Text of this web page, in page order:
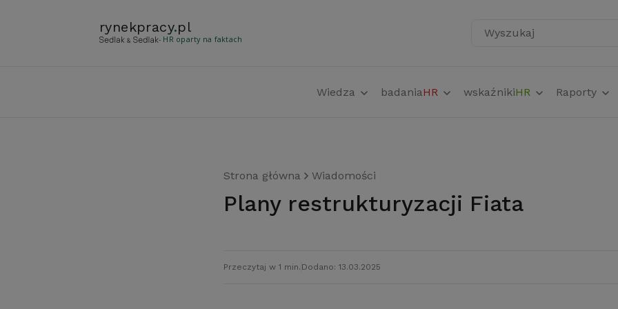
rynekpracy.pl
- HR oparty na faktach Wyszukaj
Wiedza badaniaHR wskaźnikiHR Raporty
Strona główna Wiadomości
Plany restrukturyzacji Fiata
Przeczytaj w 1 min. Dodano: 13.03.2025